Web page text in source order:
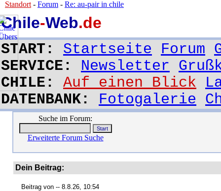
Chile-Web.de
START: Startseite Forum
SERVICE: Newsletter
CHILE: Auf einen Blick
DATENBANK: Fotogalerie
Standort - Forum - Re: au-pair in chile
Suche im Forum:
Erweiterte Forum Suche
Dein Beitrag:
Beitrag von -- 8.8.26, 10:54